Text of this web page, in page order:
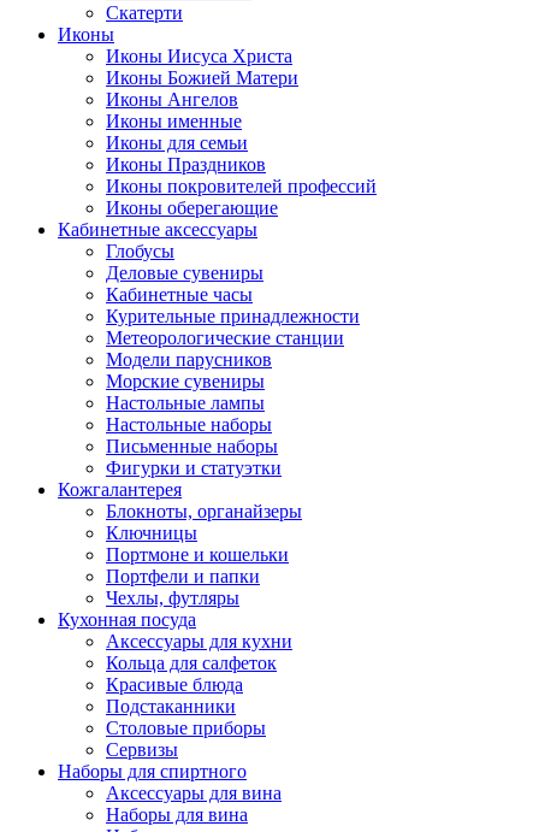
Скатерти
Иконы
Иконы Иисуса Христа
Иконы Божией Матери
Иконы Ангелов
Иконы именные
Иконы для семьи
Иконы Праздников
Иконы покровителей профессий
Иконы оберегающие
Кабинетные аксессуары
Глобусы
Деловые сувениры
Кабинетные часы
Курительные принадлежности
Метеорологические станции
Модели парусников
Морские сувениры
Настольные лампы
Настольные наборы
Письменные наборы
Фигурки и статуэтки
Кожгалантерея
Блокноты, органайзеры
Ключницы
Портмоне и кошельки
Портфели и папки
Чехлы, футляры
Кухонная посуда
Аксессуары для кухни
Кольца для салфеток
Красивые блюда
Подстаканники
Столовые приборы
Cервизы
Наборы для спиртного
Аксессуары для вина
Наборы для вина